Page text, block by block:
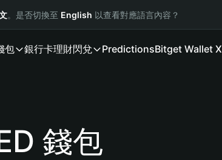
。是否切換至 English 以查看對應語言內容？
包 銀行卡理財閃兌 PredictionsBitget Wallet X
錢包